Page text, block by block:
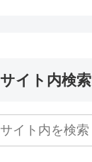
サイト内検索